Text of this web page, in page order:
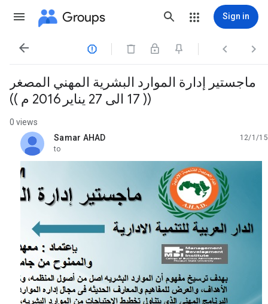
Groups Sign in
   
ماجستير إدارة الموارد البشرية المهني المصغر
(( 17 الى 27 يناير 2016 م ))
0 views
Samar AHAD
unread,
12/1/15
to